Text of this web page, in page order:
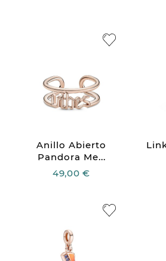
Anillo Abierto
Pandora Me...
49,00 €